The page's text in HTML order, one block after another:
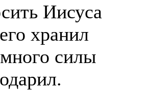
Иисуса
хранил
силы